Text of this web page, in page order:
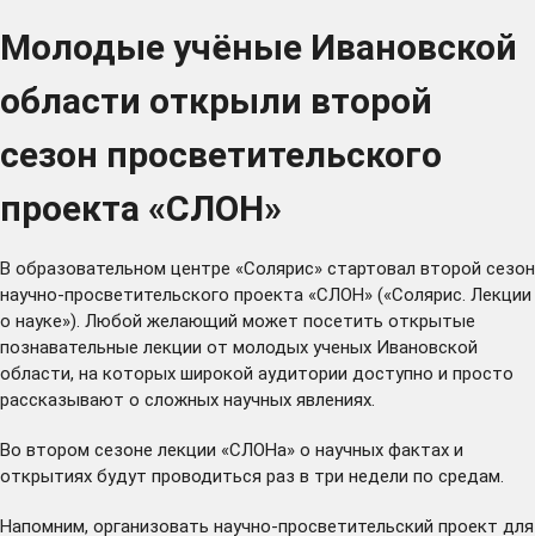
Молодые учёные Ивановской
области открыли второй
сезон просветительского
проекта «СЛОН»
В образовательном центре «Солярис» стартовал второй сезон
научно-просветительского проекта «СЛОН» («Солярис. Лекции
о науке»). Любой желающий может посетить открытые
познавательные лекции от молодых ученых Ивановской
области, на которых широкой аудитории доступно и просто
рассказывают о сложных научных явлениях.
Во втором сезоне лекции «СЛОНа» о научных фактах и
открытиях будут проводиться раз в три недели по средам.
Напомним, организовать научно-просветительский проект для